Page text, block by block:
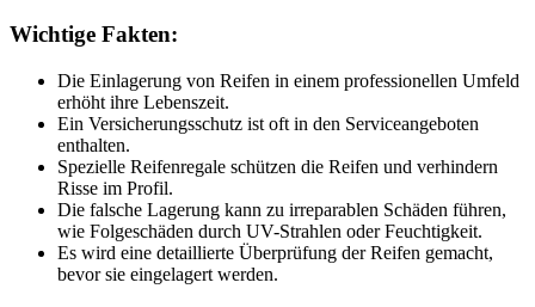
Wichtige Fakten:
Die Einlagerung von Reifen in einem professionellen Umfeld
erhöht ihre Lebenszeit.
Ein Versicherungsschutz ist oft in den Serviceangeboten
enthalten.
Spezielle Reifenregale schützen die Reifen und verhindern
Risse im Profil.
Die falsche Lagerung kann zu irreparablen Schäden führen,
wie Folgeschäden durch UV-Strahlen oder Feuchtigkeit.
Es wird eine detaillierte Überprüfung der Reifen gemacht,
bevor sie eingelagert werden.